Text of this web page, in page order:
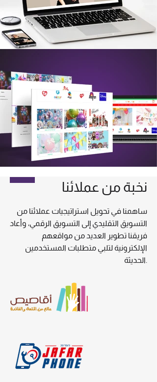
نخبة من عملائنا
ساهمنا في تحويل استراتيجيات عملائنا من
التسويق التقليدي إلى التسويق الرقمي، وأعاد
فريقنا تطوير العديد من مواقعهم
الإلكترونية لتلبي متطلبات المستخدمين
الحديثة.